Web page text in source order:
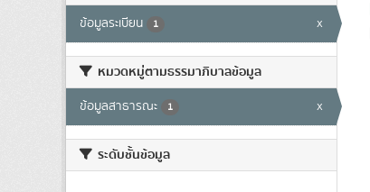
ข้อมูลระเบียน 1 x
หมวดหมู่ตามธรรมาภิบาลข้อมูล
ข้อมูลสาธารณะ 1 x
ระดับชั้นข้อมูล